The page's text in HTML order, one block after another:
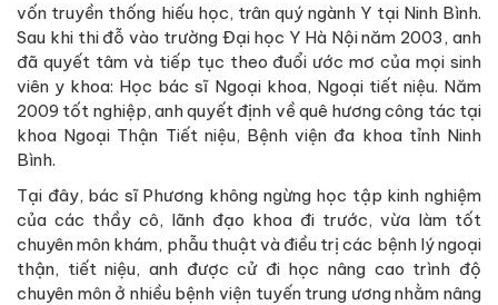
vốn truyền thống hiếu học, trân quý ngành Y tại Ninh Bình.
Sau khi thi đỗ vào trường Đại học Y Hà Nội năm 2003, anh
đã quyết tâm và tiếp tục theo đuổi ước mơ của mọi sinh
viên y khoa: Học bác sĩ Ngoại khoa, Ngoại tiết niệu. Năm
2009 tốt nghiệp, anh quyết định về quê hương công tác tại
khoa Ngoại Thận Tiết niệu, Bệnh viện đa khoa tỉnh Ninh
Bình.
Tại đây, bác sĩ Phương không ngừng học tập kinh nghiệm
của các thầy cô, lãnh đạo khoa đi trước, vừa làm tốt
chuyên môn khám, phẫu thuật và điều trị các bệnh lý ngoại
thận, tiết niệu, anh được cử đi học nâng cao trình độ
chuyên môn ở nhiều bệnh viện tuyến trung ương nhằm nâng